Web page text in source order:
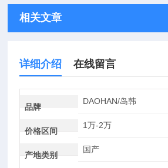
相关文章
详细介绍 在线留言
品牌
DAOHAN/岛韩
价格区间
1万-2万
产地类别
国产